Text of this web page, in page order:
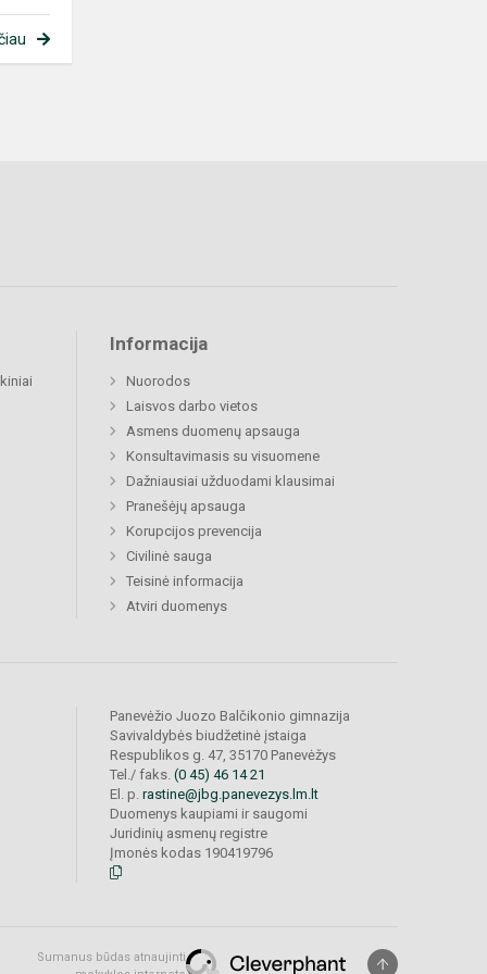
Informacija
Nuorodos
Laisvos darbo vietos
Asmens duomenų apsauga
Konsultavimasis su visuomene
Dažniausiai užduodami klausimai
Pranešėjų apsauga
Korupcijos prevencija
Civilinė sauga
Teisinė informacija
Atviri duomenys
Panevėžio Juozo Balčikonio gimnazija
Savivaldybės biudžetinė įstaiga
Respublikos g. 47, 35170 Panevėžys
Tel./ faks. (0 45) 46 14 21
El. p. rastine@jbg.panevezys.lm.lt
Duomenys kaupiami ir saugomi
Juridinių asmenų registre
Įmonės kodas 190419796
Sumanus būdas atnaujinti